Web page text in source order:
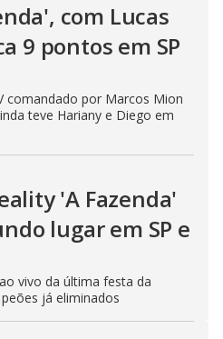
com Lucas
9 pontos em SP
comandado por Marcos Mion
teve Hariany e Diego em
'A Fazenda'
lugar em SP e
vivo da última festa da
já eliminados